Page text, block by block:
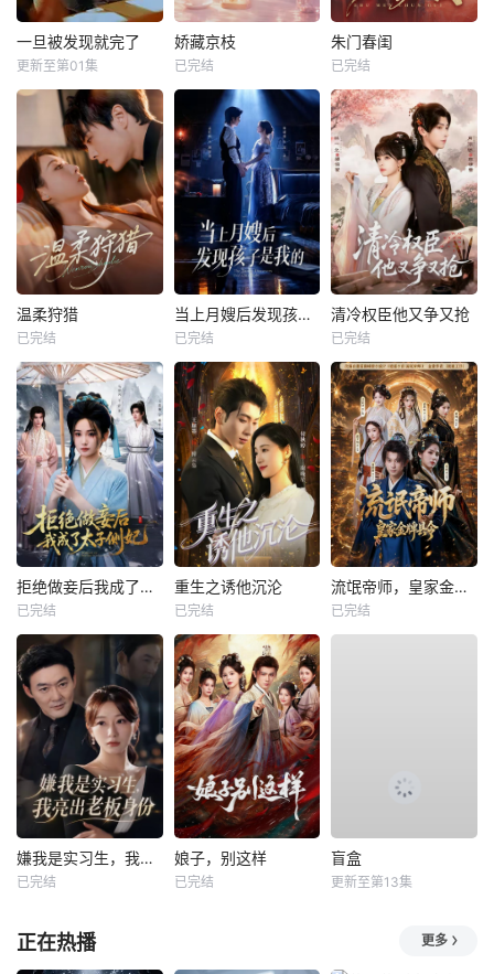
一旦被发现就完了
更新至第01集
娇藏京枝
已完结
朱门春闺
已完结
温柔狩猎
已完结
当上月嫂后发现孩子是我的
已完结
清冷权臣他又争又抢
已完结
拒绝做妾后我成了太子侧妃
已完结
重生之诱他沉沦
已完结
流氓帝师，皇家金牌县令
已完结
嫌我是实习生，我亮出老板身份
已完结
娘子，别这样
已完结
盲盒
更新至第13集
正在热播 更多